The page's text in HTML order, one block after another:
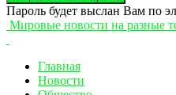
Пароль будет выслан Вам по
Мировые новости на разные
Главная
Новости